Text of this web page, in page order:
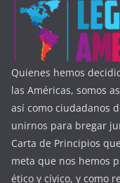
Quienes hemos
las Américas, somos
así como ciudadanos
unirnos para bregar
Carta de Principios
meta que nos hemos
ético y cívico, y como